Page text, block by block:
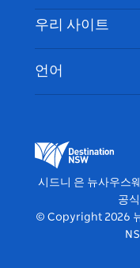
쿠키 고지
할 일
이벤트
숙소
여행 정보
시드니 접근성
귀하의 사업을 등
우리 사이트
뉴사우스웨일즈
어 센터
비비드 시드니
언어
시드니 은 뉴사우스
공
© Copyright 2026